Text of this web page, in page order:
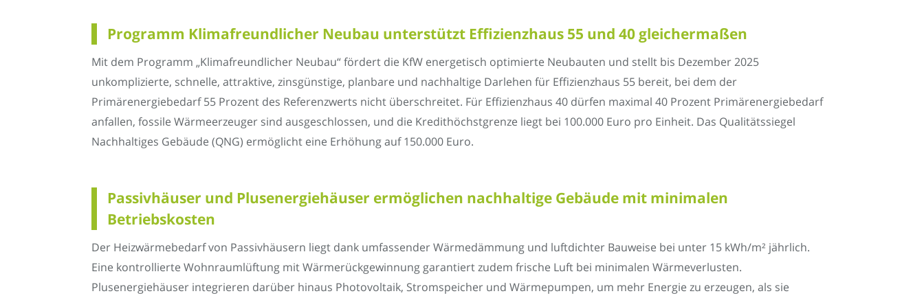
Programm Klimafreundlicher Neubau unterstützt Effizienzhaus 55 und 40 gleichermaßen
Mit dem Programm „Klimafreundlicher Neubau“ fördert die KfW energetisch optimierte Neubauten und stellt bis Dezember 2025
unkomplizierte, schnelle, attraktive, zinsgünstige, planbare und nachhaltige Darlehen für Effizienzhaus 55 bereit, bei dem der
Primärenergiebedarf 55 Prozent des Referenzwerts nicht überschreitet. Für Effizienzhaus 40 dürfen maximal 40 Prozent Primärenergiebedarf
anfallen, fossile Wärmeerzeuger sind ausgeschlossen, und die Kredithöchstgrenze liegt bei 100.000 Euro pro Einheit. Das Qualitätssiegel
Nachhaltiges Gebäude (QNG) ermöglicht eine Erhöhung auf 150.000 Euro.
Passivhäuser und Plusenergiehäuser ermöglichen nachhaltige Gebäude mit minimalen
Betriebskosten
Der Heizwärmebedarf von Passivhäusern liegt dank umfassender Wärmedämmung und luftdichter Bauweise bei unter 15 kWh/m² jährlich.
Eine kontrollierte Wohnraumlüftung mit Wärmerückgewinnung garantiert zudem frische Luft bei minimalen Wärmeverlusten.
Plusenergiehäuser integrieren darüber hinaus Photovoltaik, Stromspeicher und Wärmepumpen, um mehr Energie zu erzeugen, als sie